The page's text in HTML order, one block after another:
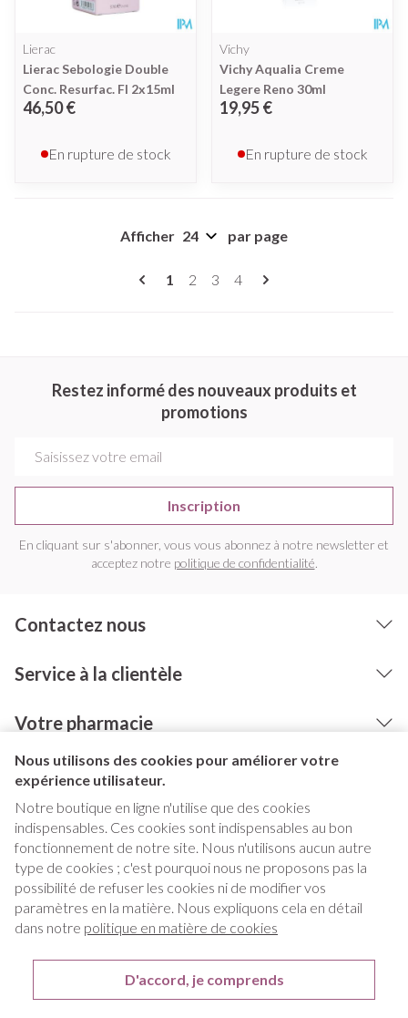
Nous utilisons des cookies pour améliorer votre
expérience utilisateur.
Notre boutique en ligne n'utilise que des cookies
indispensables. Ces cookies sont indispensables au bon
fonctionnement de notre site. Nous n'utilisons aucun autre
type de cookies ; c'est pourquoi nous ne proposons pas la
possibilité de refuser les cookies ni de modifier vos
paramètres en la matière. Nous expliquons cela en détail
dans notre politique en matière de cookies
D'accord, je comprends
Lierac
Lierac Sebologie Double
Conc. Resurfac. Fl 2x15ml
46,50 €
En rupture de stock
Vichy
Vichy Aqualia Creme
Legere Reno 30ml
19,95 €
En rupture de stock
Pages
Vous lisez actuellement la page
1 Page
2 Page
3 Page
4
Afficher par page
Restez informé des nouveaux produits et
promotions
Inscription
En cliquant sur s'abonner, vous vous abonnez à notre newsletter et
acceptez notre politique de confidentialité.
Contactez nous
Service à la clientèle
Votre pharmacie
Liens légaux